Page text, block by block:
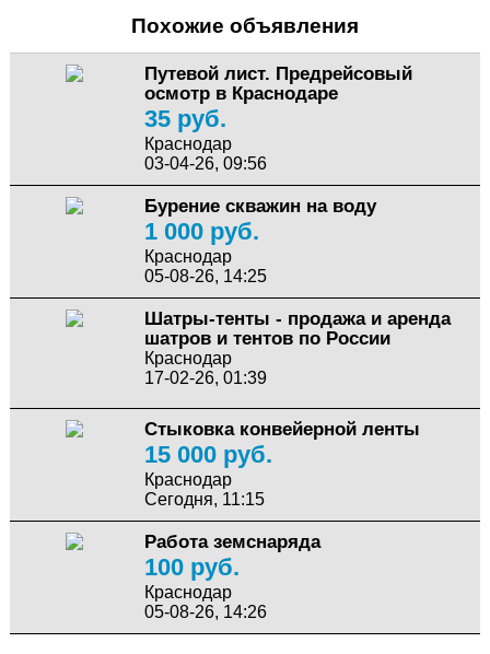
Похожие объявления
Путевой лист. Предрейсовый
осмотр в Краснодаре
35 руб.
Краснодар
03-04-26, 09:56
Бурение скважин на воду
1 000 руб.
Краснодар
05-08-26, 14:25
Шатры-тенты - продажа и аренда
шатров и тентов по России
Краснодар
17-02-26, 01:39
Стыковка конвейерной ленты
15 000 руб.
Краснодар
Сегодня, 11:15
Работа земснаряда
100 руб.
Краснодар
05-08-26, 14:26